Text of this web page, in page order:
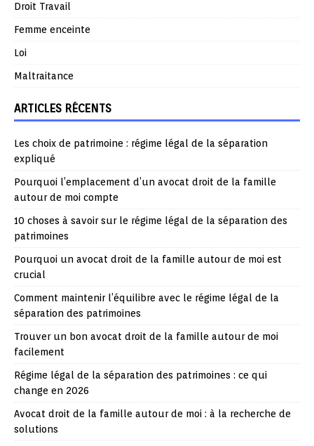
Droit Travail
Femme enceinte
Loi
Maltraitance
ARTICLES RÉCENTS
Les choix de patrimoine : régime légal de la séparation
expliqué
Pourquoi l’emplacement d’un avocat droit de la famille
autour de moi compte
10 choses à savoir sur le régime légal de la séparation des
patrimoines
Pourquoi un avocat droit de la famille autour de moi est
crucial
Comment maintenir l’équilibre avec le régime légal de la
séparation des patrimoines
Trouver un bon avocat droit de la famille autour de moi
facilement
Régime légal de la séparation des patrimoines : ce qui
change en 2026
Avocat droit de la famille autour de moi : à la recherche de
solutions